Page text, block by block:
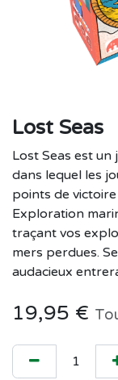
Lost Seas
Lost Seas est
dans lequel les
points de
Exploration
traçant vos
mers perdues.
audacieux
19,95 €